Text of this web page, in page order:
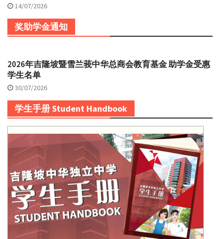
14/07/2026
奖助学金通知
2026年吉隆坡暨雪兰莪中华总商会教育基金 助学金受惠
学生名单
30/07/2026
学生手册 Student Handbook